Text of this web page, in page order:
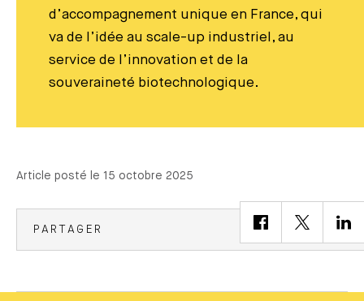
d’accompagnement unique en France, qui
va de l’idée au scale-up industriel, au
service de l’innovation et de la
souveraineté biotechnologique.
Article posté le 15 octobre 2025
PARTAGER